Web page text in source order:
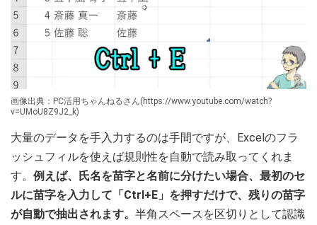
画像出典：PC活用ちゃんねるさん(https://www.youtube.com/watch?
v=UMoU8Z9J2_k)
大量のデータを手入力するのは手間ですが、Excelのフラ
ッシュフィルを使えば規則性を自動で読み取ってくれま
す。 例えば、氏名を苗字と名前に分けたい場合、最初のセ
ルに苗字を入力して「Ctrl+E」を押すだけで、残りの苗字
が自動で抽出されます。 半角スペースを区切りとして認識